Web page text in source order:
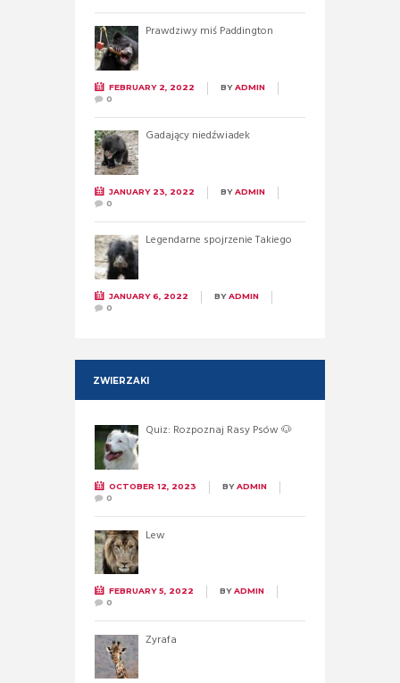
Prawdziwy miś Paddington
FEBRUARY 2, 2022 BYADMIN
0
Gadający niedźwiadek
JANUARY 23, 2022 BYADMIN
0
Legendarne spojrzenie Takiego
JANUARY 6, 2022 BYADMIN
0
ZWIERZAKI
Quiz: Rozpoznaj Rasy Psów 🐶
OCTOBER 12, 2023 BYADMIN
0
Lew
FEBRUARY 5, 2022 BYADMIN
0
Żyrafa